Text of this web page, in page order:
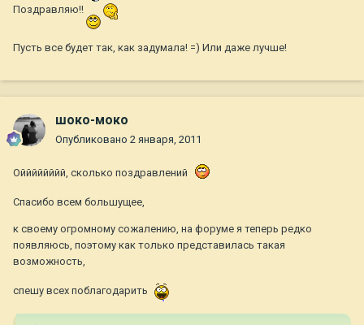
Поздравляю!!
Пусть все будет так, как задумала! =) Или даже лучше!
шоко-моко
Опубликовано 2 января, 2011
Ойййййййй, сколько поздравлений
Спасибо всем большущее,
к своему огромному сожалению, на форуме я теперь редко
появляюсь, поэтому как только представилась такая
возможность,
спешу всех поблагодарить